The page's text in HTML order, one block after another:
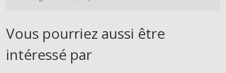
Vous pourriez aussi être
intéressé par